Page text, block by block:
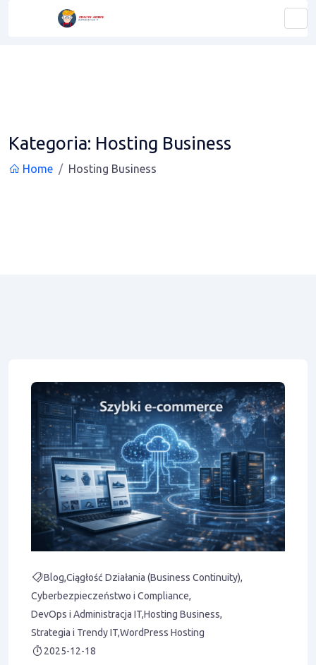
Kategoria: Hosting Business
Home Hosting Business
Blog Ciągłość Działania (Business Continuity)
Cyberbezpieczeństwo i Compliance
DevOps i Administracja ITHosting Business
Strategia i Trendy ITWordPress Hosting
2025-12-18